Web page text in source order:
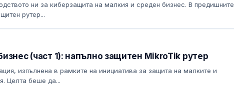
ни за киберзащита на малкия и среден бизнес. В предишните
рутер...
(част 1): напълно защитен MikroTik рутер
изпълнена в рамките на инициатива за защита на малките и
Целта беше да...